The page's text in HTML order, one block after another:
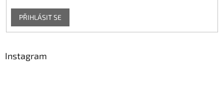
PŘIHLÁSIT SE
Instagram